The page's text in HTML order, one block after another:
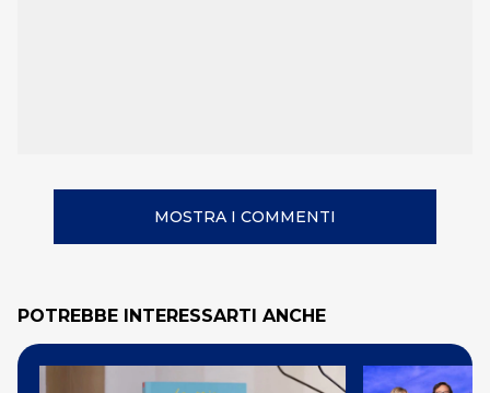
MOSTRA I COMMENTI
POTREBBE INTERESSARTI ANCHE